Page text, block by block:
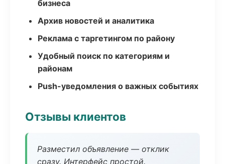
бизнеса
Архив новостей и аналитика
Реклама с таргетингом по району
Удобный поиск по категориям и
районам
Push-уведомления о важных событиях
Отзывы клиентов
Разместил объявление — отклик
сразу. Интерфейс простой.